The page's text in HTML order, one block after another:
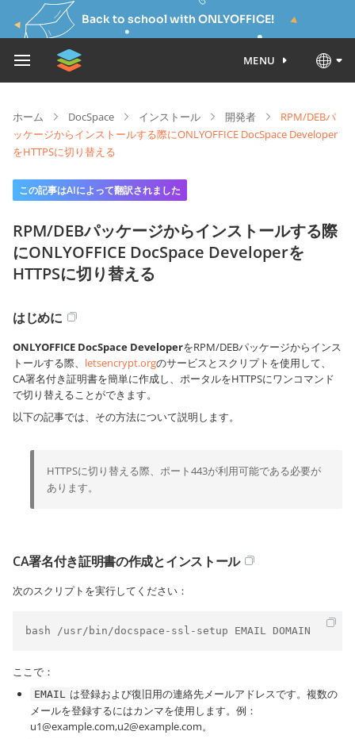
Back to school with ONLYOFFICE!
MENU
ホーム DocSpace インストール 開発者
RPM/DEBパ
ッケージからインストールする際にONLYOFFICE DocSpace Developer
をHTTPSに切り替える
この記事はAIによって翻訳されました
RPM/DEBパッケージからインストールする際
にONLYOFFICE DocSpace Developerを
HTTPSに切り替える
はじめに
ONLYOFFICE DocSpace DeveloperをRPM/DEBパッケージからインス
トールする際、 letsencrypt.orgのサービスとスクリプトを使用して、
CA署名付き証明書を簡単に作成し、ポータルをHTTPSにワンコマンド
で切り替えることができます。
以下の記事では、その方法について説明します。
HTTPSに切り替える際、ポート443が利用可能である必要が
あります。
CA署名付き証明書の作成とインストール
次のスクリプトを実行してください：
bash /usr/bin/docspace-ssl-setup EMAIL DOMAIN
ここで：
EMAIL は登録および復旧用の連絡先メールアドレスです。複数の
メールを登録するにはカンマを使用します。例：
u1@example.com,u2@example.com。